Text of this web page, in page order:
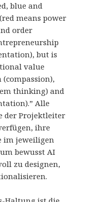
blue and
means power
order
but is
value
thinking) and
Alle
der Projektleiter
ihre
im jeweiligen
bewusst AI
zu designen,